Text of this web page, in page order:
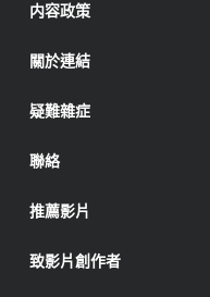
内容政策
關於連結
疑難雜症
聯絡
推薦影片
致影片創作者